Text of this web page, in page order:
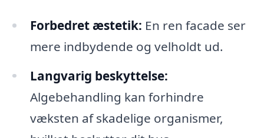
Forbedret æstetik: En ren facade ser
mere indbydende og velholdt ud.
Langvarig beskyttelse:
Algebehandling kan forhindre
væksten af skadelige organismer,